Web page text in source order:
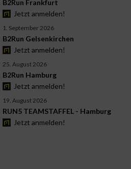
B2Run Frankfurt
Jetzt anmelden!
1. September 2026
B2Run Gelsenkirchen
Jetzt anmelden!
25. August 2026
B2Run Hamburg
Jetzt anmelden!
19. August 2026
RUN5 TEAMSTAFFEL - Hamburg
Jetzt anmelden!